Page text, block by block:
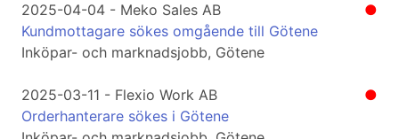
●
2025-04-04 - Meko Sales AB
Kundmottagare sökes omgående till Götene
Inköpar- och marknadsjobb, Götene
●
2025-03-11 - Flexio Work AB
Orderhanterare sökes i Götene